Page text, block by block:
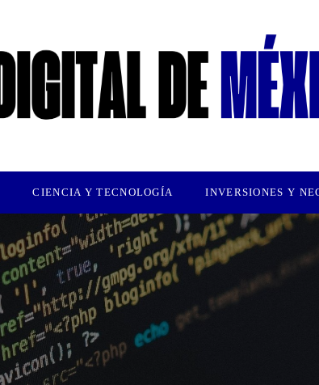
CIENCIA Y TECNOLOGÍA INVERSIONES Y